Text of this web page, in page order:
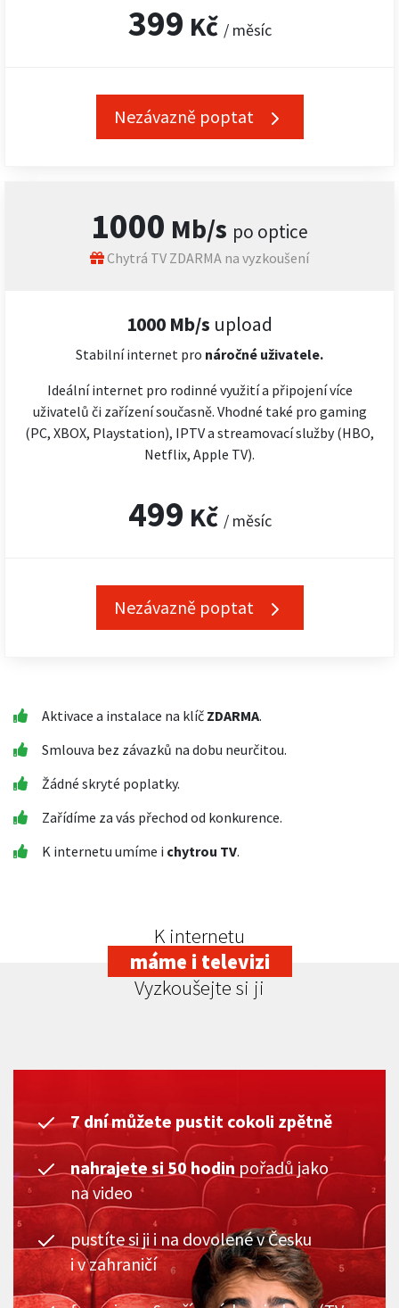
399 Kč / měsíc
Nezávazně poptat
1000 Mb/s po optice
Chytrá TV ZDARMA na vyzkoušení
1000 Mb/s upload
Stabilní internet pro náročné uživatele.
Ideální internet pro rodinné využití a připojení více
uživatelů či zařízení současně. Vhodné také pro gaming
(PC, XBOX, Playstation), IPTV a streamovací služby (HBO,
Netflix, Apple TV).
499 Kč / měsíc
Nezávazně poptat
Aktivace a instalace na klíč ZDARMA.
Smlouva bez závazků na dobu neurčitou.
Žádné skryté poplatky.
Zařídíme za vás přechod od konkurence.
K internetu umíme i chytrou TV.
K internetu
máme i televizi
Vyzkoušejte si ji
7 dní můžete pustit cokoli zpětně
nahrajete si 50 hodin pořadů jako
na video
pustíte si ji i na dovolené v Česku
i v zahraničí